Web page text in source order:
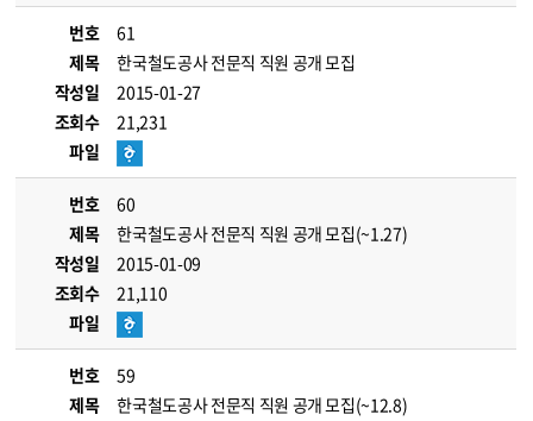
번호
61
제목
한국철도공사 전문직 직원 공개 모집
작성일
2015-01-27
조회수
21,231
파일
번호
60
제목
한국철도공사 전문직 직원 공개 모집(~1.27)
작성일
2015-01-09
조회수
21,110
파일
번호
59
제목
한국철도공사 전문직 직원 공개 모집(~12.8)